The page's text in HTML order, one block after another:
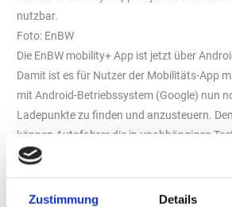
Zustimmung Details
nutzbar.
Foto: EnBW
Die EnBW mobility+ App ist jetzt über
Damit ist es für Nutzer der Mobilitäts-App
mit Android-Betriebssystem (Google) nun
Ladepunkte zu finden und anzusteuern.
können Autofahrer die in unabhängigen
ausgezeichnete EnBW mobility+ App über
in Europa im EnBW HyperNetz auch